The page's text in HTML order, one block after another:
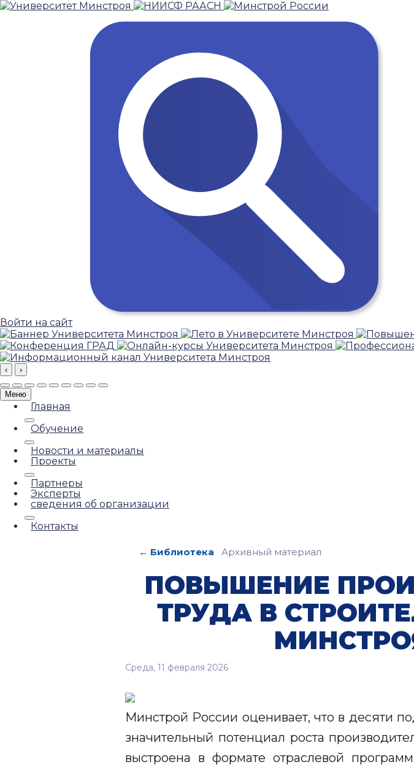
Войти на сайт
‹ ›
Меню
Главная
Обучение
Новости и материалы
Проекты
Партнеры
Эксперты
сведения об организации
Контакты
← Библиотека Архивный материал
ПОВЫШЕНИЕ
ТРУДА В
Среда, 11 февраля 2026
Минстрой России оценивает, что в десяти
значительный потенциал роста
выстроена в формате отраслевой